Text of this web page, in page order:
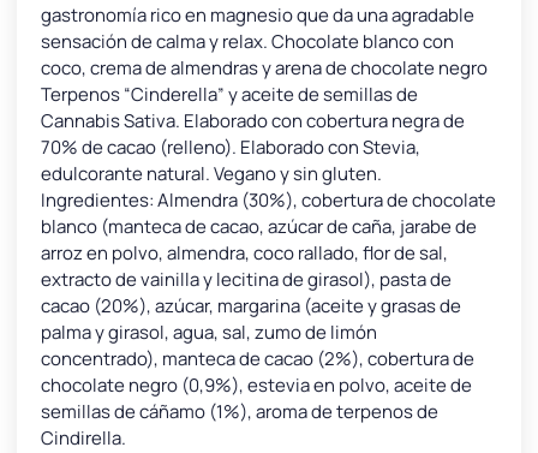
gastronomía rico en magnesio que da una agradable
sensación de calma y relax. Chocolate blanco con
coco, crema de almendras y arena de chocolate negro
Terpenos “Cinderella” y aceite de semillas de
Cannabis Sativa. Elaborado con cobertura negra de
70% de cacao (relleno). Elaborado con Stevia,
edulcorante natural. Vegano y sin gluten.
Ingredientes: Almendra (30%), cobertura de chocolate
blanco (manteca de cacao, azúcar de caña, jarabe de
arroz en polvo, almendra, coco rallado, flor de sal,
extracto de vainilla y lecitina de girasol), pasta de
cacao (20%), azúcar, margarina (aceite y grasas de
palma y girasol, agua, sal, zumo de limón
concentrado), manteca de cacao (2%), cobertura de
chocolate negro (0,9%), estevia en polvo, aceite de
semillas de cáñamo (1%), aroma de terpenos de
Cindirella.